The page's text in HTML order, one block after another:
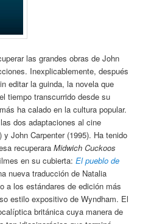
las grandes obras de John
Inexplicablemente, después
editar la guinda, la novela que
tiempo transcurrido desde su
ha calado en la cultura popular.
dos adaptaciones al cine
John Carpenter (1995). Ha tenido
recuperaraMidwich Cuckoos
en su cubierta:El pueblo de
nueva traducción de Natalia
a los estándares de edición más
estilo expositivo de Wyndham. El
británica cuya manera de